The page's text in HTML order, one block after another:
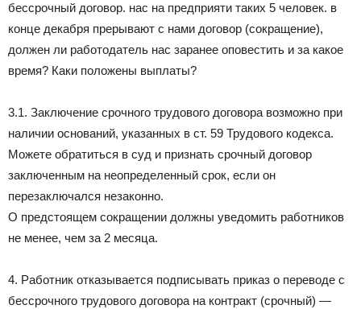
бессрочный договор. нас на предприяти таких 5 человек. в
конце декабря прерывают с нами договор (сокращение),
должен ли работодатель нас заранее оповестить и за какое
время? Каки положены выплаты?
3.1. Заключение срочного трудового договора возможно при
наличии оснований, указанных в ст. 59 Трудового кодекса.
Можете обратиться в суд и признать срочный договор
заключенным на неопределенный срок, если он
перезаключался незаконно.
О предстоящем сокращении должны уведомить работников
не менее, чем за 2 месяца.
4. Работник отказывается подписывать приказ о переводе с
бессрочного трудового договора на контракт (срочный) —